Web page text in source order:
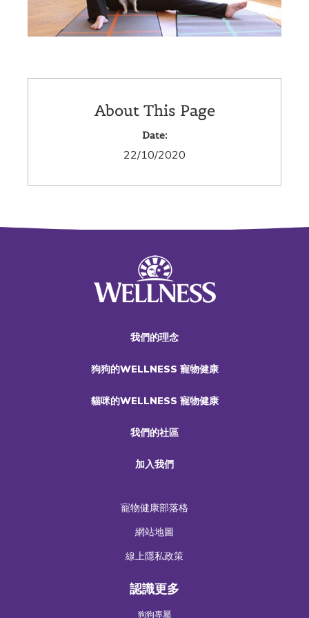
About This Page
Date:
22/10/2020
我們的理念
狗狗的WELLNESS 寵物健康
貓咪的WELLNESS 寵物健康
我們的社區
加入我們
寵物健康部落格
網站地圖
線上隱私政策
認識更多
狗狗專屬